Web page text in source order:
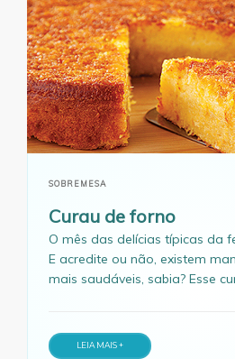
SOBREMESA
Curau de forno
O mês das delícias típicas da
E acredite ou não, existem
mais saudáveis, sabia? Esse
LEIA MAIS +